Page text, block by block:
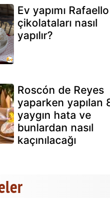
Ev yapımı Rafaello
çikolataları nasıl
yapılır?
Roscón de Reyes
yaparken yapılan
yaygın hata ve
bunlardan nasıl
kaçınılacağı